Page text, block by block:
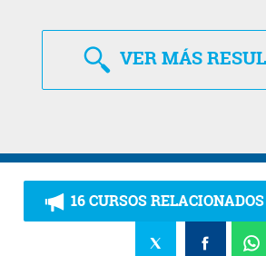
VERMÁS
16 CURSOS RELACIONADOS